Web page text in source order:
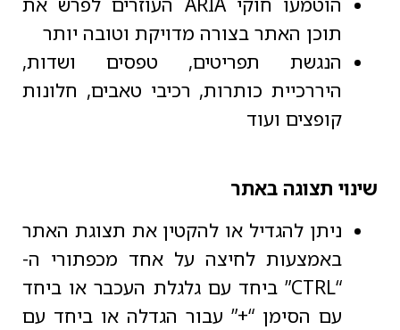
תוכן האתר בצורה מדויקת וטובה יותר
הנגשת תפריטים, טפסים ושדות,
היררכיית כותרות, רכיבי טאבים, חלונות
קופצים ועוד
שינוי תצוגה באתר
ניתן להגדיל או להקטין את תצוגת האתר
באמצעות לחיצה על אחד מכפתורי ה-
“CTRL” ביחד עם גלגלת העכבר או ביחד
עם הסימן “+” עבור הגדלה או ביחד עם